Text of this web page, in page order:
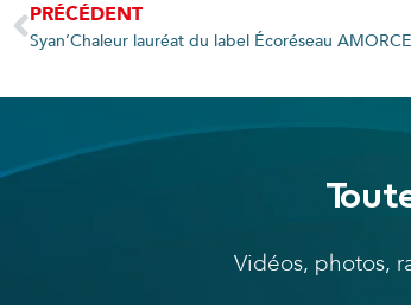
PRÉCÉDENT
Syan’Chaleur lauréat du label Écoréseau
Vidéos, photos,